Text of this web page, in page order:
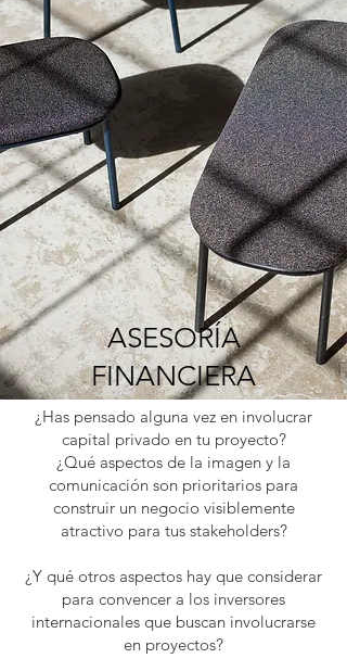
ASESORÍA
FINANCIERA
¿Has pensado alguna vez en involucrar
capital privado en tu proyecto?
¿Qué aspectos de la imagen y la
comunicación son prioritarios para
construir un negocio visiblemente
atractivo para tus stakeholders?
¿Y qué otros aspectos hay que considerar
para convencer a los inversores
internacionales que buscan involucrarse
en proyectos?